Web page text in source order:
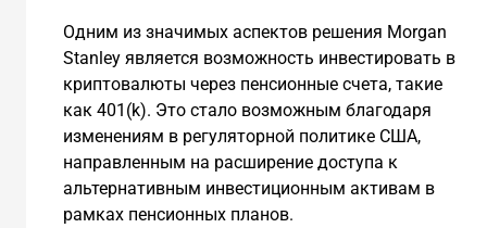
Одним из значимых аспектов решения Morgan
Stanley является возможность инвестировать в
криптовалюты через пенсионные счета, такие
как 401(k). Это стало возможным благодаря
изменениям в регуляторной политике США,
направленным на расширение доступа к
альтернативным инвестиционным активам в
рамках пенсионных планов.